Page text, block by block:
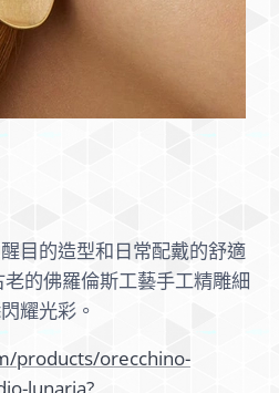
目的造型和日常配戴的舒適
的佛羅倫斯工藝手工精雕細
耀光彩。
products/orecchino-